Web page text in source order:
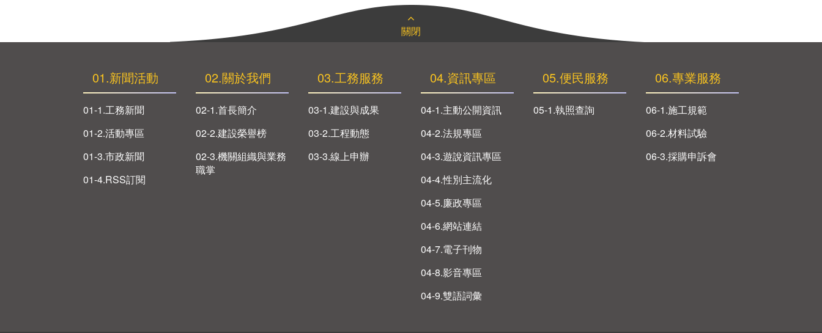
關閉
01.新聞活動
01-1.工務新聞
01-2.活動專區
01-3.市政新聞
01-4.RSS訂閱
02.關於我們
02-1.首長簡介
02-2.建設榮譽榜
02-3.機關組織與業務
職掌
03.工務服務
03-1.建設與成果
03-2.工程動態
03-3.線上申辦
04.資訊專區
04-1.主動公開資訊
04-2.法規專區
04-3.遊說資訊專區
04-4.性別主流化
04-5.廉政專區
04-6.網站連結
04-7.電子刊物
04-8.影音專區
04-9.雙語詞彙
05.便民服務
05-1.執照查詢
06.專業服務
06-1.施工規範
06-2.材料試驗
06-3.採購申訴會